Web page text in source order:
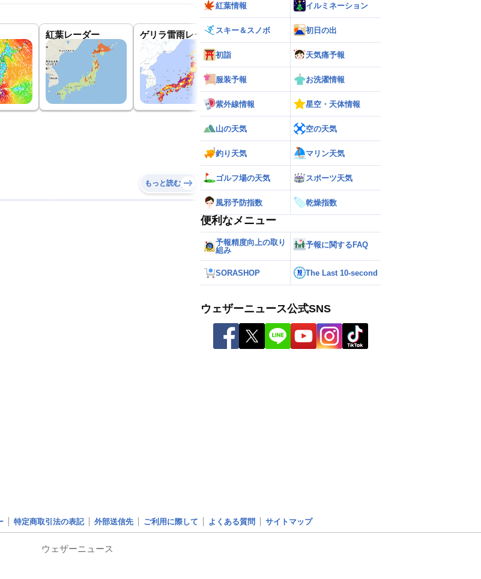
紅葉レーダー ゲリラ雷雨レーダー 世界の雨雲レーダー
もっと読む
紅葉情報 イルミネーション
スキー＆スノボ 初日の出
初詣 天気痛予報
服装予報 お洗濯情報
紫外線情報 星空・天体情報
山の天気 空の天気
釣り天気 マリン天気
ゴルフ場の天気 スポーツ天気
風邪予防指数 乾燥指数
便利なメニュー
予報精度向上の取り
組み
予報に関するFAQ
SORASHOP The Last 10-second
ウェザーニュース公式SNS
特定商取引法の表記 外部送信先 ご利用に際して よくある質問 サイトマップ
ウェザーニュース